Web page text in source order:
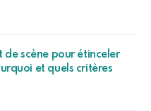
de scène pour étinceler
et quels critères